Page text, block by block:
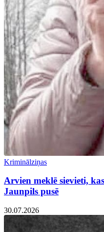
Kriminālziņas
Arvien meklē sievieti,
Jaunpils pusē
30.07.2026